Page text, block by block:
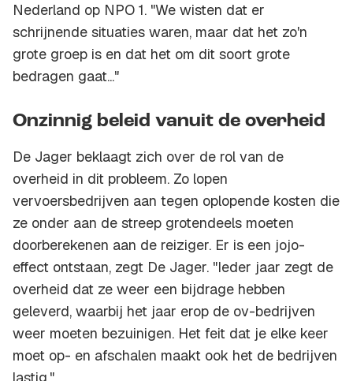
Nederland op NPO 1. "We wisten dat er
schrijnende situaties waren, maar dat het zo'n
grote groep is en dat het om dit soort grote
bedragen gaat..."
Onzinnig beleid vanuit de overheid
De Jager beklaagt zich over de rol van de
overheid in dit probleem. Zo lopen
vervoersbedrijven aan tegen oplopende kosten die
ze onder aan de streep grotendeels moeten
doorberekenen aan de reiziger. Er is een jojo-
effect ontstaan, zegt De Jager. "Ieder jaar zegt de
overheid dat ze weer een bijdrage hebben
geleverd, waarbij het jaar erop de ov-bedrijven
weer moeten bezuinigen. Het feit dat je elke keer
moet op- en afschalen maakt ook het de bedrijven